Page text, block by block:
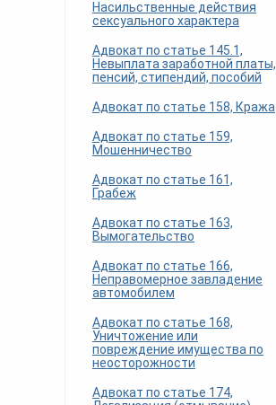
Насильственные действия
сексуального характера
Адвокат по статье 145.1,
Невыплата заработной платы,
пенсий, стипендий, пособий
Адвокат по статье 158, Кража
Адвокат по статье 159,
Мошенничество
Адвокат по статье 161,
Грабеж
Адвокат по статье 163,
Вымогательство
Адвокат по статье 166,
Неправомерное завладение
автомобилем
Адвокат по статье 168,
Уничтожение или
повреждение имущества по
неосторожности
Адвокат по статье 174,